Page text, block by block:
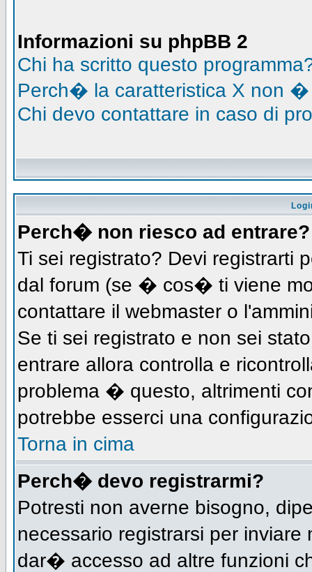
Informazioni su phpBB 2
Chi ha scritto questo
Perch� la caratteristica X non �
Chi devo contattare in caso di
Perch� non riesco ad entrare?
Ti sei registrato? Devi registrarti
dal forum (se � cos� ti viene
contattare il webmaster o
Se ti sei registrato e non sei
entrare allora controlla e
problema � questo, altrimenti
potrebbe esserci una
Torna in cima
Perch� devo registrarmi?
Potresti non averne bisogno,
necessario registrarsi per
dar� accesso ad altre funzioni